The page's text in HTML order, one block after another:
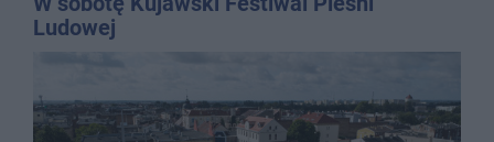
Ludowej